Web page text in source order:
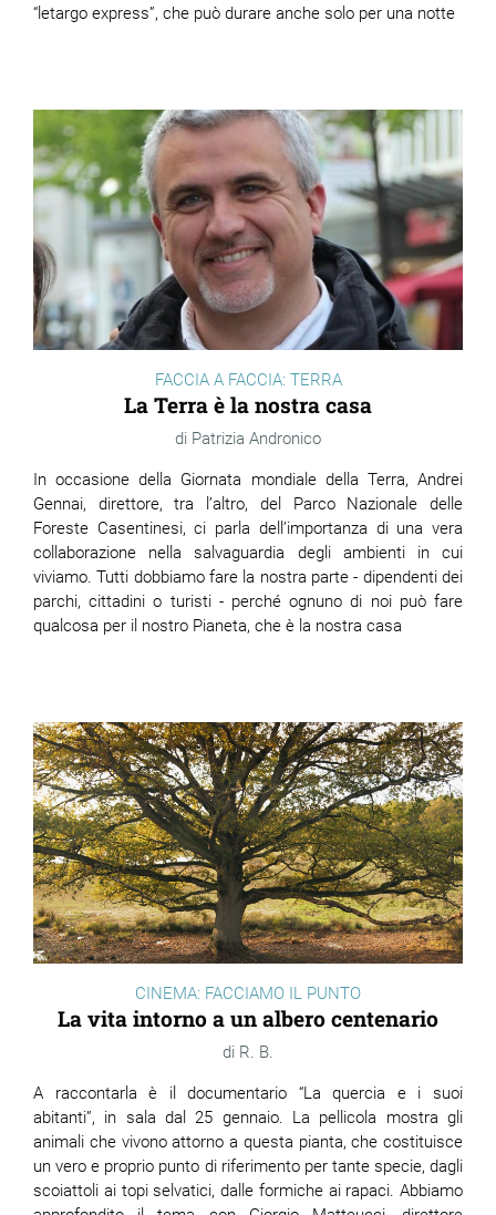
“letargo express”, che può durare anche solo per una notte
FACCIA A FACCIA: TERRA
La Terra è la nostra casa
Patrizia Andronico
In occasione della Giornata mondiale della Terra, Andrei
Gennai, direttore, tra l’altro, del Parco Nazionale delle
Foreste Casentinesi, ci parla dell’importanza di una vera
collaborazione nella salvaguardia degli ambienti in cui
viviamo. Tutti dobbiamo fare la nostra parte - dipendenti dei
parchi, cittadini o turisti - perché ognuno di noi può fare
qualcosa per il nostro Pianeta, che è la nostra casa
CINEMA: FACCIAMO IL PUNTO
La vita intorno a un albero centenario
R. B.
A raccontarla è il documentario “La quercia e i suoi
abitanti”, in sala dal 25 gennaio. La pellicola mostra gli
animali che vivono attorno a questa pianta, che costituisce
un vero e proprio punto di riferimento per tante specie, dagli
scoiattoli ai topi selvatici, dalle formiche ai rapaci. Abbiamo